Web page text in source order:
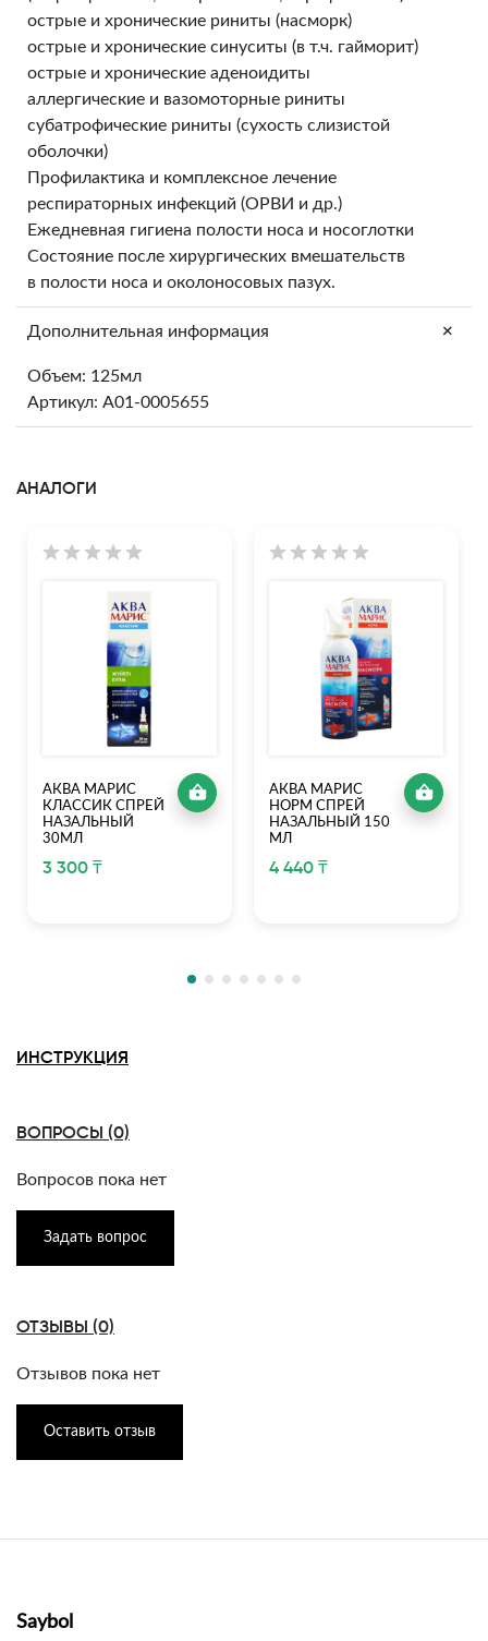
острые и хронические риниты (насморк)
острые и хронические синуситы (в т.ч. гайморит)
острые и хронические аденоидиты
аллергические и вазомоторные риниты
субатрофические риниты (сухость слизистой
оболочки)
Профилактика и комплексное лечение
респираторных инфекций (ОРВИ и др.)
Ежедневная гигиена полости носа и носоглотки
Состояние после хирургических вмешательств
в полости носа и околоносовых пазух.
Дополнительная информация +
Объем: 125мл
Артикул: A01-0005655
АНАЛОГИ
АКВА МАРИС
КЛАССИК СПРЕЙ
НАЗАЛЬНЫЙ
30МЛ
3 300 ₸
АКВА МАРИС
НОРМ СПРЕЙ
НАЗАЛЬНЫЙ 150
МЛ
4 440 ₸
ИНСТРУКЦИЯ
ВОПРОСЫ (0)
Вопросов пока нет
Задать вопрос
ОТЗЫВЫ (0)
Отзывов пока нет
Оставить отзыв
Saybol